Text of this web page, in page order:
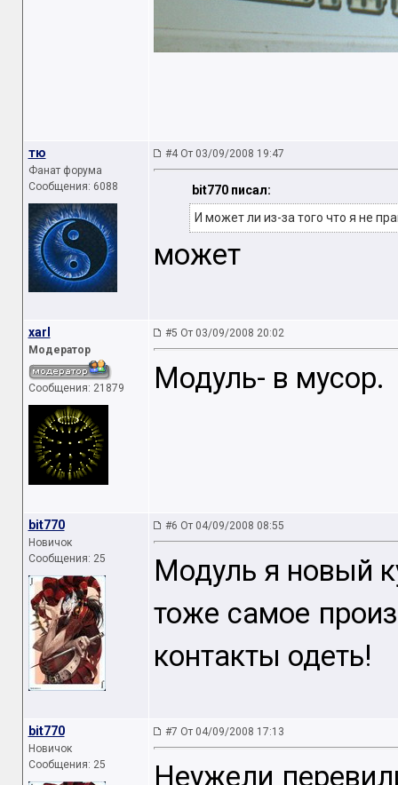
тю
Фанат форума
Сообщения: 6088
#4 От 03/09/2008 19:47
bit770 писал:
И может ли из-за того что я не
может
xarl
Модератор
Сообщения: 21879
#5 От 03/09/2008 20:02
Модуль- в мусор.
bit770
Новичок
Сообщения: 25
#6 От 04/09/2008 08:55
Модуль я новый
тоже самое
контакты одеть!
bit770
Новичок
Сообщения: 25
#7 От 04/09/2008 17:13
Неужели